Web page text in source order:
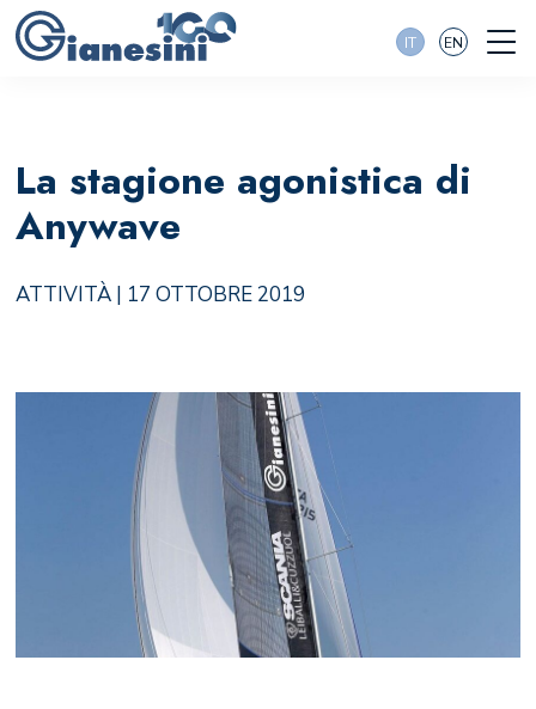
IT EN
La stagione agonistica di
Anywave
ATTIVITÀ| 17 OTTOBRE 2019